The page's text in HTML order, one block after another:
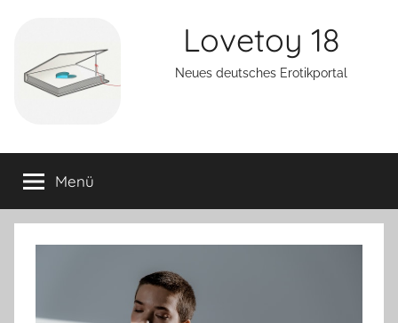
springen
Lovetoy 18
Neues deutsches Erotikportal
Menü